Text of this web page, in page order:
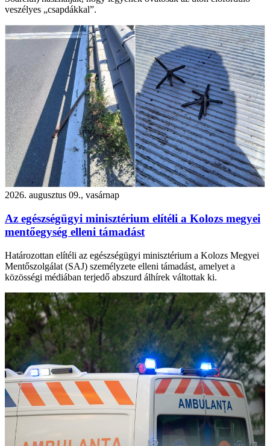
veszélyes „csapdákkal”.
2026. augusztus 09., vasárnap
Az egészségügyi minisztérium elítéli a Kolozs megyei
mentőegység elleni támadást
Határozottan elítéli az egészségügyi minisztérium a Kolozs Megyei
Mentőszolgálat (SAJ) személyzete elleni támadást, amelyet a
közösségi médiában terjedő abszurd álhírek váltottak ki.